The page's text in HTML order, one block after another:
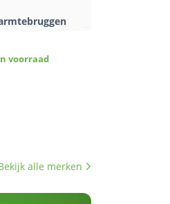
voorraad
alle merken